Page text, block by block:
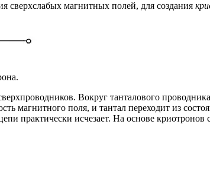
сверхслабых магнитных полей, для создания
Вокруг танталового
магнитного поля, и тантал переходит из
практически исчезает. На основе